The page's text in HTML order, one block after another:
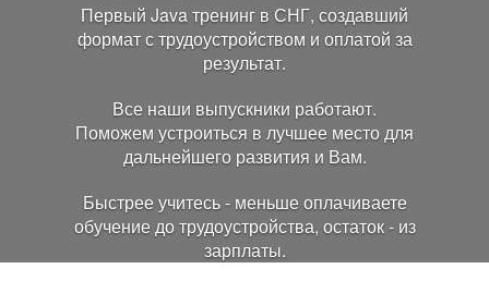
Первый Java тренинг в СНГ, создавший
формат с трудоустройством и оплатой за
результат.
Все наши выпускники работают.
Поможем устроиться в лучшее место для
дальнейшего развития и Вам.
Быстрее учитесь - меньше оплачиваете
обучение до трудоустройства, остаток - из
зарплаты.